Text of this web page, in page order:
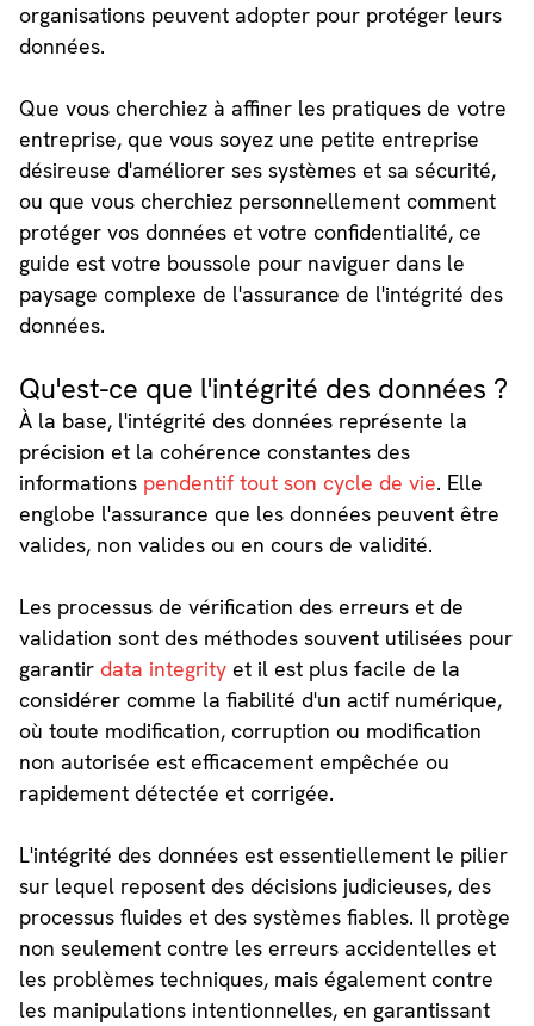
organisations peuvent adopter pour protéger leurs
données.
Que vous cherchiez à affiner les pratiques de votre
entreprise, que vous soyez une petite entreprise
désireuse d'améliorer ses systèmes et sa sécurité,
ou que vous cherchiez personnellement comment
protéger vos données et votre confidentialité, ce
guide est votre boussole pour naviguer dans le
paysage complexe de l'assurance de l'intégrité des
données.
Qu'est-ce que l'intégrité des données ?
À la base, l'intégrité des données représente la
précision et la cohérence constantes des
informations pendentif tout son cycle de vie. Elle
englobe l'assurance que les données peuvent être
valides, non valides ou en cours de validité.
Les processus de vérification des erreurs et de
validation sont des méthodes souvent utilisées pour
garantir data integrityet il est plus facile de la
considérer comme la fiabilité d'un actif numérique,
où toute modification, corruption ou modification
non autorisée est efficacement empêchée ou
rapidement détectée et corrigée.
L'intégrité des données est essentiellement le pilier
sur lequel reposent des décisions judicieuses, des
processus fluides et des systèmes fiables. Il protège
non seulement contre les erreurs accidentelles et
les problèmes techniques, mais également contre
les manipulations intentionnelles, en garantissant